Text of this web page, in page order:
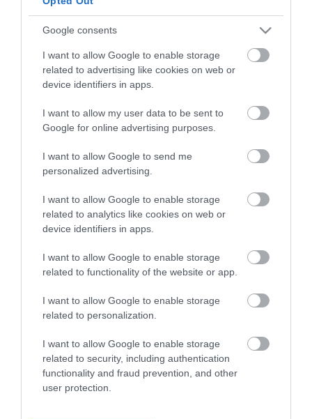
Google consents
I want to allow Google to enable storage
related to advertising like cookies on web or
device identifiers in apps.
I want to allow my user data to be sent to
Google for online advertising purposes.
I want to allow Google to send me
personalized advertising.
I want to allow Google to enable storage
related to analytics like cookies on web or
device identifiers in apps.
I want to allow Google to enable storage
related to functionality of the website or app.
I want to allow Google to enable storage
related to personalization.
I want to allow Google to enable storage
related to security, including authentication
functionality and fraud prevention, and other
user protection.
Nem pénzben. Figyelemben. Van város,
amit jó nézni. Ez a környék olyan, amit
hanem őszinte mosolyként. Eger nem
influen...
TOVÁBB...
A ROVAT TOVÁBBI CIKKEI
Hofi: a nevetés alatt ott ült a félelem is
2026. június 10
2026. június 09
A négyökrös szekér: Petőfi, amikor nem szaval, csak
2026. június 05